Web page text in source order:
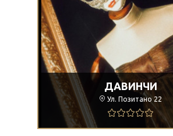
ДАВИНЧИ
Ул. Позитано 22